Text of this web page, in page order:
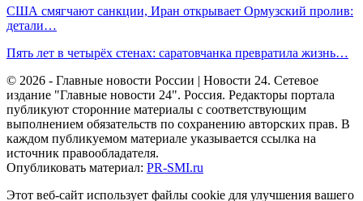
США смягчают санкции, Иран открывает Ормузский пролив:
детали…
Пять лет в четырёх стенах: саратовчанка превратила жизнь…
© 2026 - Главные новости России | Новости 24. Сетевое
издание "Главные новости 24". Россия. Редакторы портала
публикуют сторонние материалы с соответствующим
выполнением обязательств по сохранению авторских прав. В
каждом публикуемом материале указывается ссылка на
источник правообладателя.
Опубликовать материал: PR-SMI.ru
Этот веб-сайт использует файлы cookie для улучшения вашего